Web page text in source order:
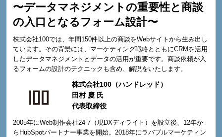
〜データマネジメントの重要性と商談
の入口となるフォーム設計〜
株式会社100では、年間150件以上の商談をWebサイトから生み出し
ています。その背景には、マーケティング戦略とともにCRMを活用
したデータマネジメントとデータの活用が重要です。商談依頼が入
るフォームの設計のテクニックも含め、解説をいたします。
株式会社100（ハンドレッド）
田村 慶 氏
代表取締役
2005年にWeb制作会社24-7（現DXディライト）を設立後、12年か
らHubSpotパートナー事業を開始。2018年にラバブルマーケティン